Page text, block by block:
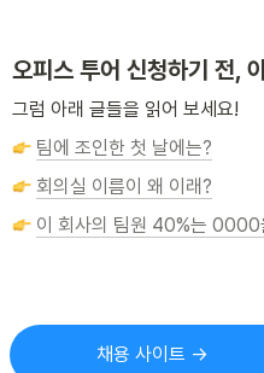
오피스 투어 신청하기 전,
그럼 아래 글들을 읽어 보세요!
팀에 조인한 첫 날에는?
회의실 이름이 왜 이래?
이 회사의 팀원 40%는 0000
채용 사이트 →